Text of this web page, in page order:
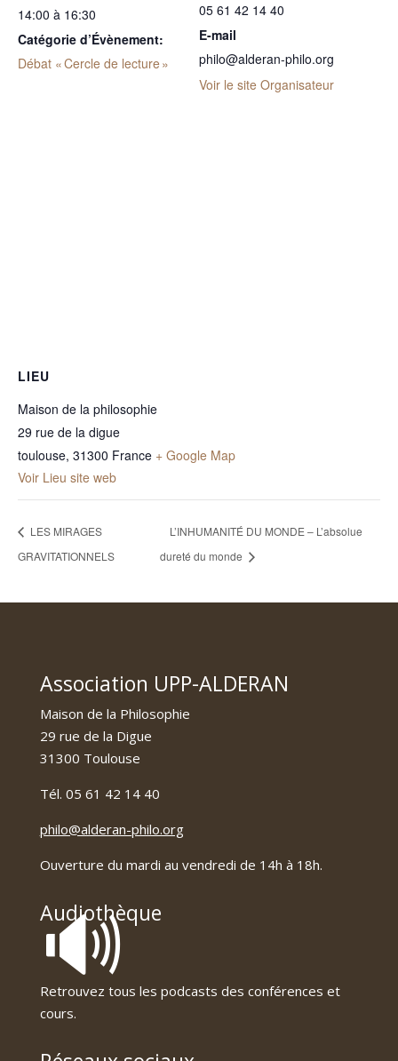
14:00 à 16:30
Catégorie d’Évènement:
Débat « Cercle de lecture »
05 61 42 14 40
E-mail
philo@alderan-philo.org
Voir le site Organisateur
LIEU
Maison de la philosophie
29 rue de la digue
toulouse, 31300 France + Google Map
Voir Lieu site web
LES MIRAGES
GRAVITATIONNELS
L’INHUMANITÉ DU MONDE – L’absolue
dureté du monde
Association UPP-ALDERAN
Maison de la Philosophie
29 rue de la Digue
31300 Toulouse
Tél. 05 61 42 14 40
philo@alderan-philo.org
Ouverture du mardi au vendredi de 14h à 18h.
Audiothèque
🔊
Retrouvez tous les podcasts des conférences et
cours.